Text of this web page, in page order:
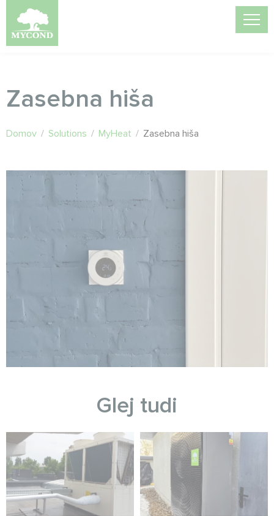
Zasebna hiša
Domov / Solutions / MyHeat / Zasebna hiša
Glej tudi